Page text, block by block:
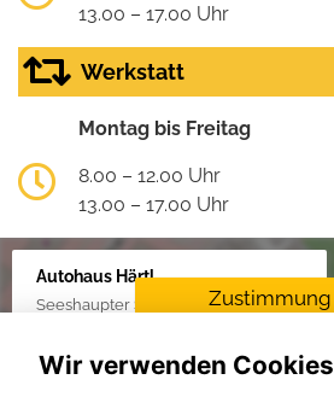
13.00 – 17.00 Uhr
Werkstatt
Montag bis Freitag
8.00 – 12.00 Uhr
13.00 – 17.00 Uhr
Autohaus Härtl
Seeshaupter Str. 48, 82377 Penzberg
Zustimmung
Für die Aktivierung der
Wir verwenden Cookies